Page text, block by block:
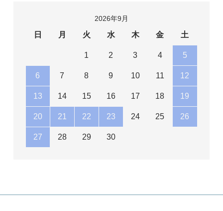
175,100円(内税)
2026年9月
日 月 火 水 木 金 土
1 2 3 4 5
6 7 8 9 10 11 12
13 14 15 16 17 18 19
20 21 22 23 24 25 26
27 28 29 30